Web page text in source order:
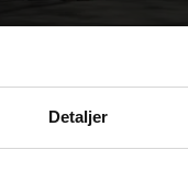
Detaljer
over